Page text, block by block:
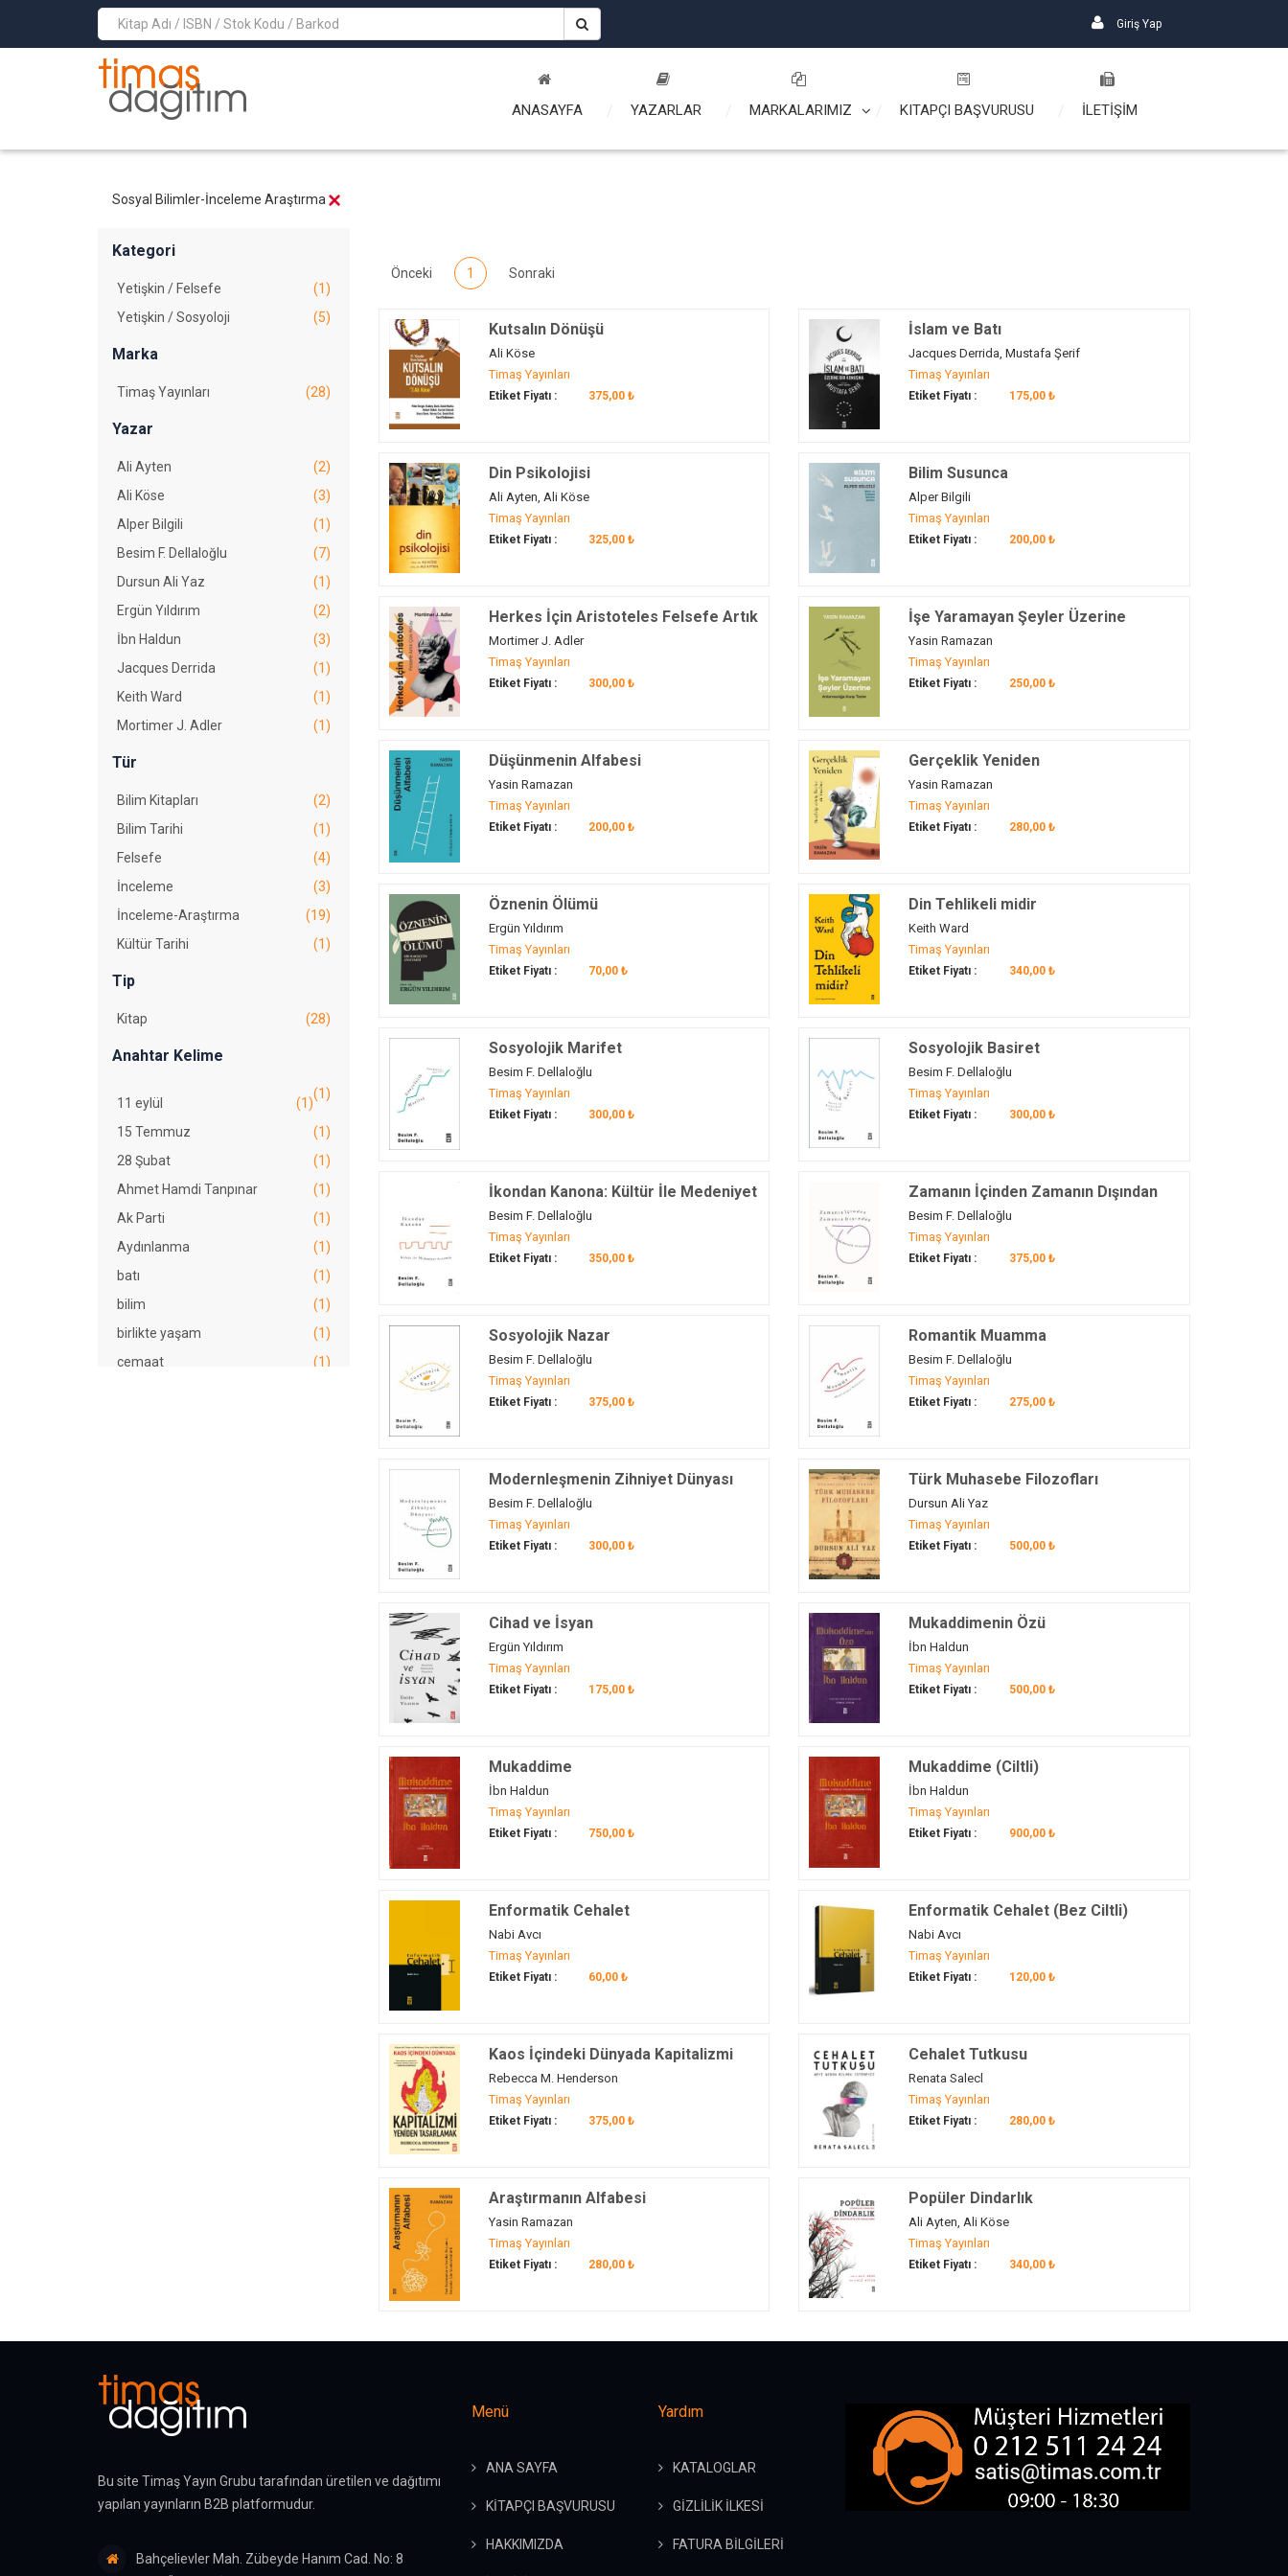
>
Giriş Yap
ANASAYFA YAZARLAR MARKALARIMIZ KITAPÇI BAŞVURUSU İLETİŞİM
Sosyal Bilimler-İnceleme Araştırma
Kategori
Yetişkin / Felsefe
(1)
Yetişkin / Sosyoloji
(5)
Marka
Timaş Yayınları (28)
Yazar
Ali Ayten
(2)
Ali Köse
(3)
Alper Bilgili
(1)
Besim F. Dellaloğlu
(7)
Dursun Ali Yaz
(1)
Ergün Yıldırım
(2)
İbn Haldun
(3)
Jacques Derrida
(1)
Keith Ward
(1)
Mortimer J. Adler
(1)
Mustafa Şerif
Rebecca M. Henderson
(1)
(1)
(4)
Tür
Bilim Kitapları
(2)
Bilim Tarihi
(1)
Felsefe
(4)
İnceleme
(3)
İnceleme-Araştırma
(19)
Kültür Tarihi
(1)
Tip
Kitap (28)
Anahtar Kelime
(1)
11 eylül
(1)
15 Temmuz
(1)
28 Şubat
(1)
Ahmet Hamdi Tanpınar
(1)
Ak Parti
(1)
Aydınlanma
(1)
batı
(1)
bilim
(1)
birlikte yaşam
(1)
cemaat
(1)
sosyoloji
(1)
söz almak
Teoloji
türbe
(1)
Türk modernleşmesi
(1)
Önceki 1 Sonraki
Kutsalın Dönüşü
Ali Köse
Timaş Yayınları
Etiket Fiyatı : 375,00 ₺
İslam ve Batı
Jacques Derrida, Mustafa Şerif
Timaş Yayınları
Etiket Fiyatı : 175,00 ₺
Din Psikolojisi
Ali Ayten, Ali Köse
Timaş Yayınları
Etiket Fiyatı : 325,00 ₺
Bilim Susunca
Alper Bilgili
Timaş Yayınları
Etiket Fiyatı : 200,00 ₺
Herkes İçin Aristoteles Felsefe Artık
Çok Kolay
Mortimer J. Adler
Timaş Yayınları
Etiket Fiyatı : 300,00 ₺
İşe Yaramayan Şeyler Üzerine
Yasin Ramazan
Timaş Yayınları
Etiket Fiyatı : 250,00 ₺
Düşünmenin Alfabesi
Yasin Ramazan
Timaş Yayınları
Etiket Fiyatı : 200,00 ₺
Gerçeklik Yeniden
Yasin Ramazan
Timaş Yayınları
Etiket Fiyatı : 280,00 ₺
Öznenin Ölümü
Ergün Yıldırım
Timaş Yayınları
Etiket Fiyatı : 70,00 ₺
Din Tehlikeli midir
Keith Ward
Timaş Yayınları
Etiket Fiyatı : 340,00 ₺
Sosyolojik Marifet
Besim F. Dellaloğlu
Timaş Yayınları
Etiket Fiyatı : 300,00 ₺
Sosyolojik Basiret
Besim F. Dellaloğlu
Timaş Yayınları
Etiket Fiyatı : 300,00 ₺
İkondan Kanona: Kültür İle Medeniyet
Arasında
Besim F. Dellaloğlu
Timaş Yayınları
Etiket Fiyatı : 350,00 ₺
Zamanın İçinden Zamanın Dışından
Besim F. Dellaloğlu
Timaş Yayınları
Etiket Fiyatı : 375,00 ₺
Sosyolojik Nazar
Besim F. Dellaloğlu
Timaş Yayınları
Etiket Fiyatı : 375,00 ₺
Romantik Muamma
Besim F. Dellaloğlu
Timaş Yayınları
Etiket Fiyatı : 275,00 ₺
Modernleşmenin Zihniyet Dünyası
Besim F. Dellaloğlu
Timaş Yayınları
Etiket Fiyatı : 300,00 ₺
Türk Muhasebe Filozofları
Dursun Ali Yaz
Timaş Yayınları
Etiket Fiyatı : 500,00 ₺
Cihad ve İsyan
Ergün Yıldırım
Timaş Yayınları
Etiket Fiyatı : 175,00 ₺
Mukaddimenin Özü
İbn Haldun
Timaş Yayınları
Etiket Fiyatı : 500,00 ₺
Mukaddime
İbn Haldun
Timaş Yayınları
Etiket Fiyatı : 750,00 ₺
Mukaddime (Ciltli)
İbn Haldun
Timaş Yayınları
Etiket Fiyatı : 900,00 ₺
Enformatik Cehalet
Nabi Avcı
Timaş Yayınları
Etiket Fiyatı : 60,00 ₺
Enformatik Cehalet (Bez Ciltli)
Nabi Avcı
Timaş Yayınları
Etiket Fiyatı : 120,00 ₺
Kaos İçindeki Dünyada Kapitalizmi
Yeniden Tasarlamak
Rebecca M. Henderson
Timaş Yayınları
Etiket Fiyatı : 375,00 ₺
Cehalet Tutkusu
Renata Salecl
Timaş Yayınları
Etiket Fiyatı : 280,00 ₺
Araştırmanın Alfabesi
Yasin Ramazan
Timaş Yayınları
Etiket Fiyatı : 280,00 ₺
Popüler Dindarlık
Ali Ayten, Ali Köse
Timaş Yayınları
Etiket Fiyatı : 340,00 ₺
Bu site Timaş Yayın Grubu tarafından üretilen ve dağıtımı
yapılan yayınların B2B platformudur.
Bahçelievler Mah. Zübeyde Hanım Cad. No: 8
Menü
ANA SAYFA
KİTAPÇI BAŞVURUSU
HAKKIMIZDA
Yardım
KATALOGLAR
GİZLİLİK İLKESİ
FATURA BİLGİLERİ